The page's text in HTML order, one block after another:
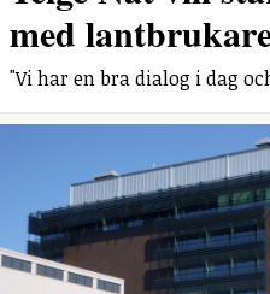
med
"Vi har en bra dialog i dag